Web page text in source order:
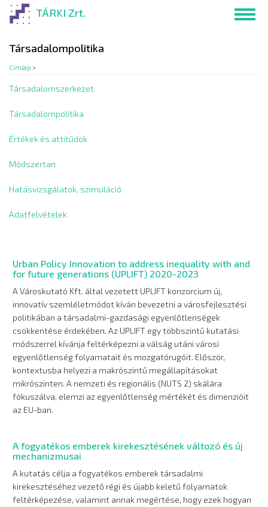
Ugrás
TÁRKI Zrt.
Társadalompolitika
Címlap >
Társadalomszerkezet
Társadalompolitika
Értékek és attitűdök
Módszertan
Hatásvizsgálatok, szimuláció
Adatfelvételek
Urban Policy Innovation to address inequality with and
for future generations (UPLIFT) 2020-2023
A Városkutató Kft. által vezetett UPLIFT konzorcium új,
innovatív szemléletmódot kíván bevezetni a városfejlesztési
politikában a társadalmi-gazdasági egyenlőtlenségek
csökkentése érdekében. Az UPLIFT egy többszintű kutatási
módszerrel kívánja feltérképezni a válság utáni városi
egyenlőtlenség folyamatait és mozgatórugóit. Először,
kontextusba helyezi a makrószintű megállapításokat
mikrószinten. A nemzeti és regionális (NUTS 2) skálára
fókuszálva, elemzi az egyenlőtlenség mértékét és dimenzióit
az EU-ban.
A fogyatékos emberek kirekesztésének változó és új
mechanizmusai
A kutatás célja a fogyatékos emberek társadalmi
kirekesztéséhez vezető régi és újabb keletű folyamatok
feltérképezése, valamint annak megértése, hogy ezek hogyan